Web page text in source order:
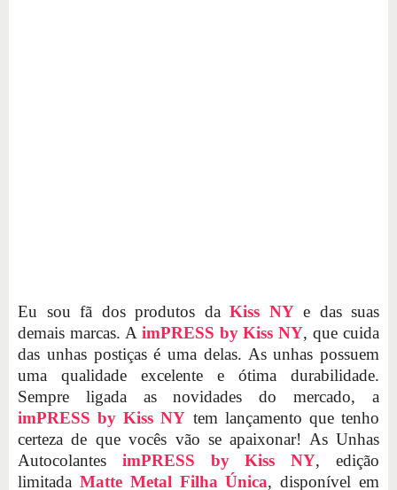
Eu sou fã dos produtos da Kiss NYe das suas
demais marcas. A imPRESS by Kiss NY, que cuida
das unhas postiças é uma delas. As unhas possuem
uma qualidade excelente e ótima durabilidade.
Sempre ligada as novidades do mercado, a
imPRESS by Kiss NY tem lançamento que tenho
certeza de que vocês vão se apaixonar! As Unhas
Autocolantes imPRESS by Kiss NY, edição
limitada Matte Metal Filha Única, disponível em